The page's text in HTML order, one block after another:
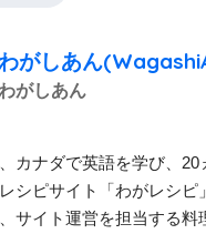
がしあん
がしあん
カナダで英語を学び、20
シピサイト「わがレシピ
サイト運営を担当する料